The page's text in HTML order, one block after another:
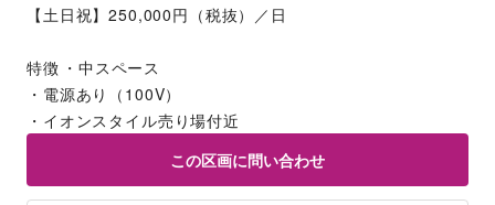
【土日祝】250,000円（税抜）／日
特徴	・中スペース
・電源あり（100V）
・イオンスタイル売り場付近
この区画に問い合わせ